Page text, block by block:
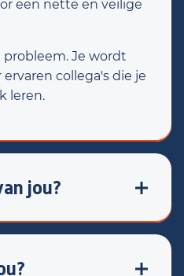
een nette en veilige
probleem. Je wordt
collega's die je
leren.
jou?
en